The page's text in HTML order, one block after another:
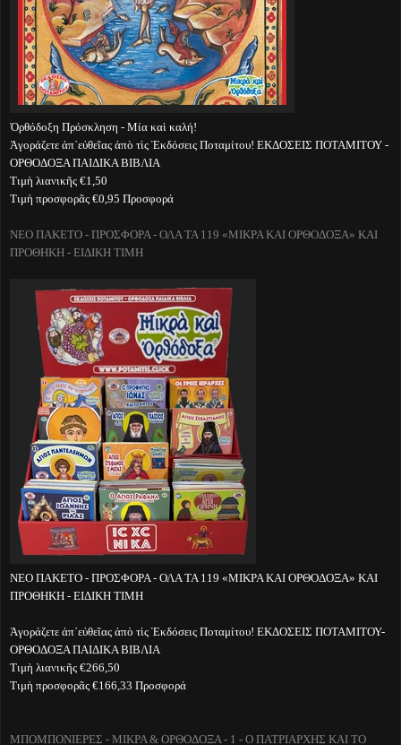
Ὀρθόδοξη Πρόσκληση - Μία καὶ καλή!
Ἀγοράζετε ἀπ᾽εὐθεῖας ἀπὸ τὶς Ἐκδόσεις Ποταμίτου! ΕΚΔΟΣΕΙΣ ΠΟΤΑΜΙΤΟΥ -
ΟΡΘΟΔΟΞΑ ΠΑΙΔΙΚΑ ΒΙΒΛΙΑ
Τιμὴ λιανικῆς €1,50
Τιμὴ προσφορᾶς €0,95 Προσφορά
ΝΕΟ ΠΑΚΕΤΟ - ΠΡΟΣΦΟΡΑ - ΟΛΑ ΤΑ 119 «ΜΙΚΡΑ ΚΑΙ ΟΡΘΟΔΟΞΑ» ΚΑΙ
ΠΡΟΘΗΚΗ - ΕΙΔΙΚΗ ΤΙΜΗ
ΝΕΟ ΠΑΚΕΤΟ - ΠΡΟΣΦΟΡΑ - ΟΛΑ ΤΑ 119 «ΜΙΚΡΑ ΚΑΙ ΟΡΘΟΔΟΞΑ» ΚΑΙ
ΠΡΟΘΗΚΗ - ΕΙΔΙΚΗ ΤΙΜΗ
Ἀγοράζετε ἀπ᾽εὐθεῖας ἀπὸ τὶς Ἐκδόσεις Ποταμίτου! ΕΚΔΟΣΕΙΣ ΠΟΤΑΜΙΤΟΥ-
ΟΡΘΟΔΟΞΑ ΠΑΙΔΙΚΑ ΒΙΒΛΙΑ
Τιμὴ λιανικῆς €266,50
Τιμὴ προσφορᾶς €166,33 Προσφορά
ΜΠΟΜΠΟΝΙΕΡΕΣ - ΜΙΚΡΑ & ΟΡΘΟΔΟΞΑ - 1 - Ο ΠΑΤΡΙΑΡΧΗΣ ΚΑΙ ΤΟ